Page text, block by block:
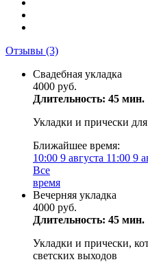
Отзывы (3)
Свадебная укладка
4000 руб.
Длительность: 45 мин.
Укладки и прически
Ближайшее время:
10:00 9 августа 11:00 9
Все
время
Вечерняя укладка
4000 руб.
Длительность: 45 мин.
Укладки и прически,
светских выходов